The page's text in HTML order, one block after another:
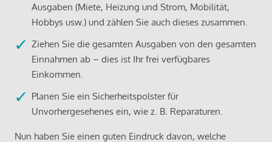
Ausgaben (Miete, Heizung und Strom, Mobilität,
Hobbys usw.) und zählen Sie auch dieses zusammen.
Ziehen Sie die gesamten Ausgaben von den gesamten
Einnahmen ab – dies ist Ihr frei verfügbares
Einkommen.
Planen Sie ein Sicherheitspolster für
Unvorhergesehenes ein, wie z. B. Reparaturen.
Nun haben Sie einen guten Eindruck davon, welche